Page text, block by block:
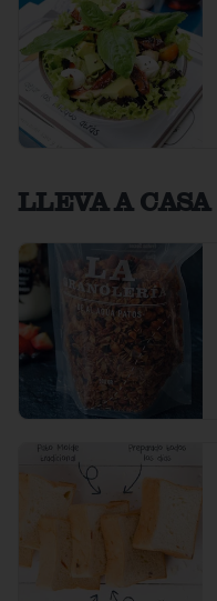
LLEVA A CASA